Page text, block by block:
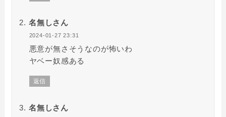
名無しさん
2024-01-27 23:31
悪意が無さそうなのが怖いわ
ヤベー奴感ある
返信
名無しさん